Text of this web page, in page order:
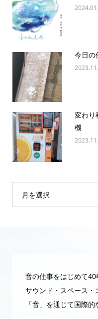
今日の
変わり
機
月を選択
音の仕事をはじめて40
サウンド・スペース・
「音」を通じて国際